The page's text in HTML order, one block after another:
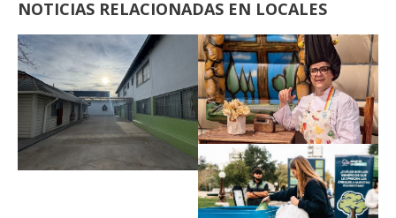
NOTICIAS RELACIONADAS EN LOCALES